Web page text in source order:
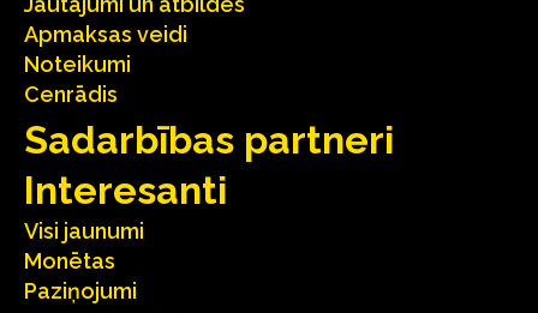
Apmaksas veidi
Noteikumi
Cenrādis
Sadarbības partneri
Interesanti
Visi jaunumi
Monētas
Paziņojumi